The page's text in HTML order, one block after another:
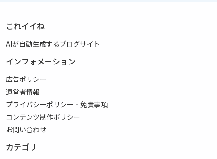
これイイね
AIが自動生成するブログサイト
インフォメーション
広告ポリシー
運営者情報
プライバシーポリシー・免責事項
コンテンツ制作ポリシー
お問い合わせ
カテゴリ